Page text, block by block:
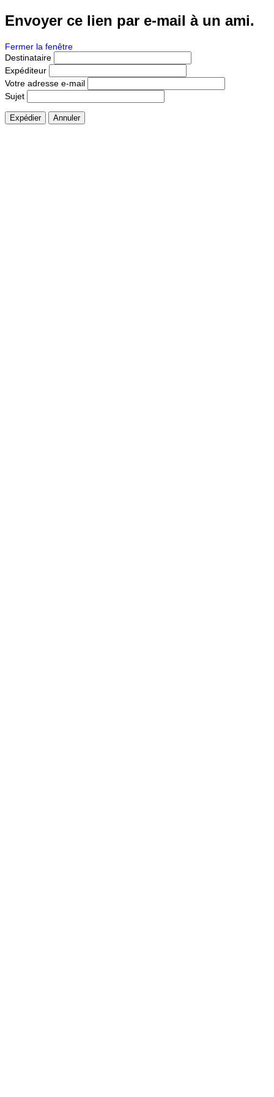
Envoyer ce lien par e-mail à un ami.
Fermer la fenêtre
Destinataire
Expéditeur
Votre adresse e-mail
Sujet
Expédier Annuler